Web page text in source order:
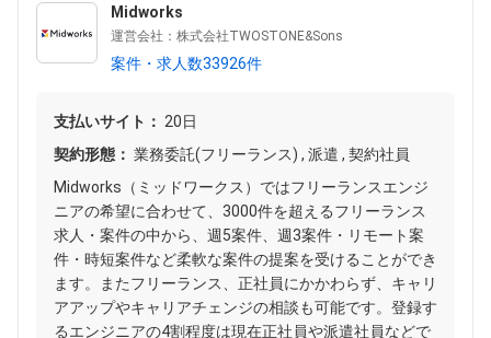
Midworks
運営会社：株式会社TWOSTONE&Sons
案件・求人数33926件
支払いサイト： 20日
契約形態： 業務委託(フリーランス) , 派遣 , 契約社員
Midworks（ミッドワークス）ではフリーランスエンジ
ニアの希望に合わせて、3000件を超えるフリーランス
求人・案件の中から、週5案件、週3案件・リモート案
件・時短案件など柔軟な案件の提案を受けることができ
ます。またフリーランス、正社員にかかわらず、キャリ
アアップやキャリアチェンジの相談も可能です。登録す
るエンジニアの4割程度は現在正社員や派遣社員などで